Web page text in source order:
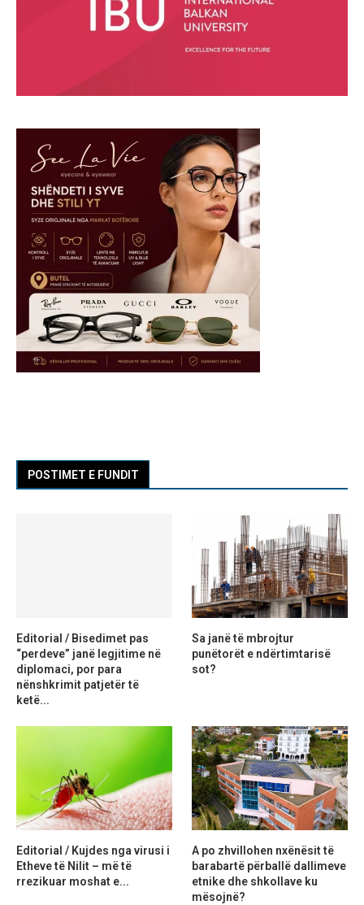
POSTIMET E FUNDIT
Editorial / Bisedimet pas
“perdeve” janë legjitime në
diplomaci, por para
nënshkrimit patjetër të
ketë...
Sa janë të mbrojtur
punëtorët e ndërtimtarisë
sot?
Editorial / Kujdes nga virusi i
Etheve të Nilit – më të
rrezikuar moshat e...
A po zhvillohen nxënësit të
barabartë përballë dallimeve
etnike dhe shkollave ku
mësojnë?